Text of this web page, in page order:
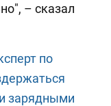
– сказал
по
зарядными